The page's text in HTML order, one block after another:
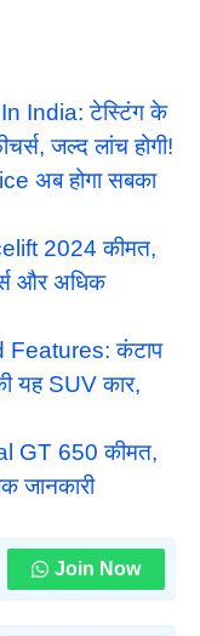
India: टेस्टिंग के
जल्द लांच होगी!
अब होगा सबका
2024 कीमत,
और अधिक
Features: कंटाप
यह SUV कार,
GT 650 कीमत,
जानकारी
Join Now